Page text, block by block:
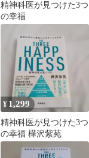
精神科医が見つけた3つ
の幸福
¥ 1,299
精神科医が見つけた3つ
の幸福 樺沢紫苑